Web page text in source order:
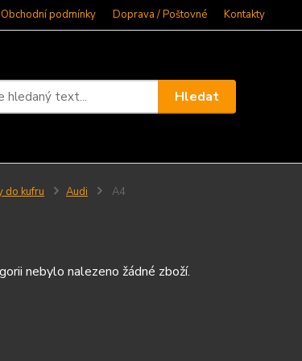
Obchodní podmínky Doprava / Poštovné Kontakty
Hledat
do kufru Audi A4
nebylo nalezeno žádné zboží.